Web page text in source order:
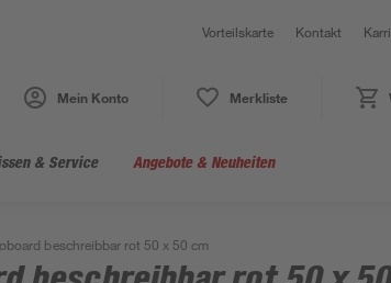
Vorteilskarte Kontakt
Mein Konto Merkliste
& Service Angebote & Neuheiten
beschreibbar rot 50 x 50 cm